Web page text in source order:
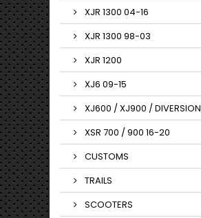
XJR 1300 04-16
XJR 1300 98-03
XJR 1200
XJ6 09-15
XJ600 / XJ900 / DIVERSION
XSR 700 / 900 16-20
CUSTOMS
TRAILS
SCOOTERS